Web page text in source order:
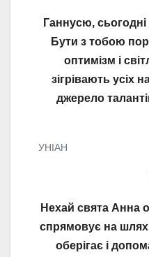
Ганнусю,
Бути з тобою
оптимізм і
зігрівають усіх
джерело
УНІАН
Нехай свята Анна
спрямовує на шлях
оберігає і